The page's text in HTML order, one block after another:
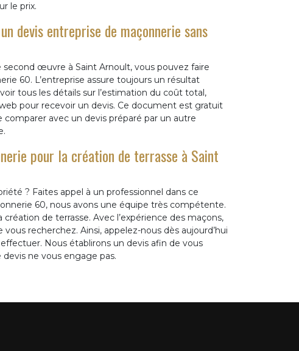
le prix.
devis entreprise de maçonnerie sans
œuvre à Saint Arnoult, vous pouvez faire
60. L’entreprise assure toujours un résultat
tous les détails sur l’estimation du coût total,
pour recevoir un devis. Ce document est gratuit
comparer avec un devis préparé par un autre
pour la création de terrasse à Saint
? Faites appel à un professionnel dans ce
60, nous avons une équipe très compétente.
de terrasse. Avec l’expérience des maçons,
recherchez. Ainsi, appelez-nous dès aujourd’hui
Nous établirons un devis afin de vous
ne vous engage pas.